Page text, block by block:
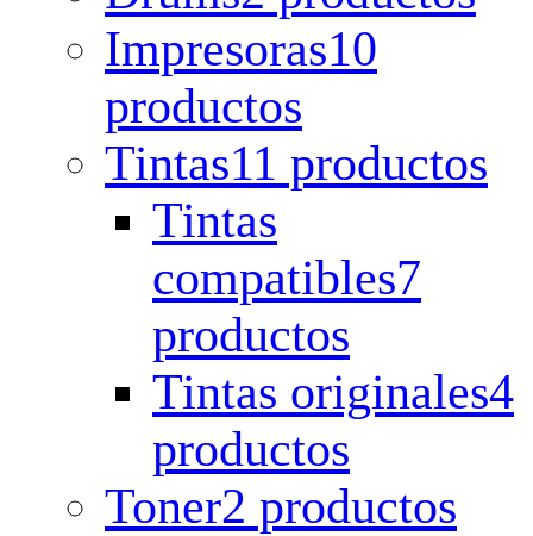
Impresoras10
productos
Tintas11 productos
Tintas
compatibles7
productos
Tintas originales4
productos
Toner2 productos